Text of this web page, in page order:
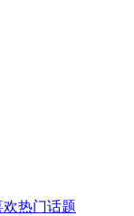
欢热门话题